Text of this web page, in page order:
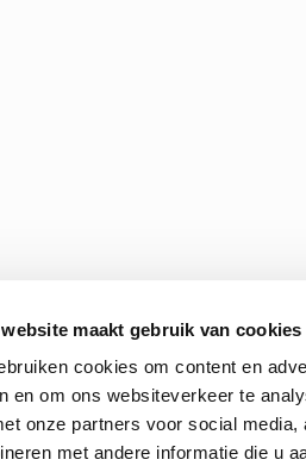
website maakt gebruik van cookies
cookies om content en
en om ons websiteverkeer te
onze partners voor social
met andere informatie die u
| الموقع الإلكتروني من تصميم: